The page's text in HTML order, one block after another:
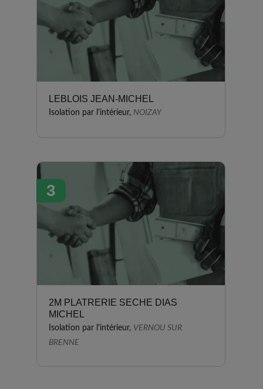
LEBLOIS JEAN-MICHEL
Isolation par l'intérieur, NOIZAY
3
2M PLATRERIE SECHE DIAS
MICHEL
Isolation par l'intérieur, VERNOU SUR
BRENNE